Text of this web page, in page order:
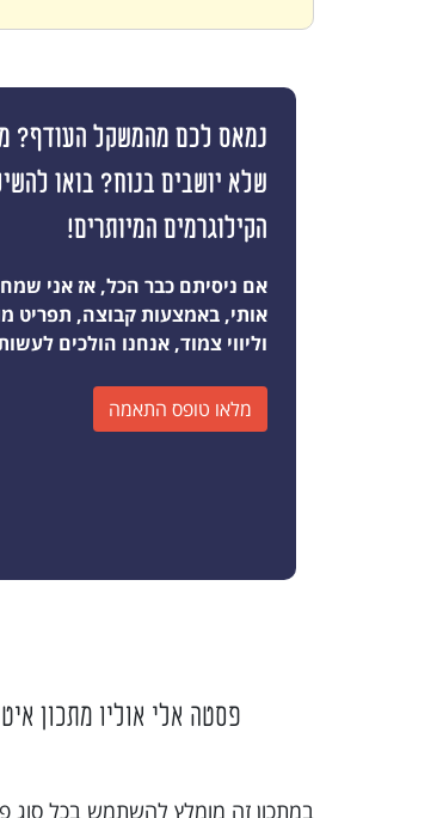
נמאס לכם מהמשקל העודף?
שלא יושבים בנוח? בואו
הקילוגרמים המיותרים!
אם ניסיתם כבר הכל, אז אני
אותי, באמצעות קבוצה, תפריט
וליווי צמוד, אנחנו הולכים
מלאו טופס התאמה
פסטה אלי אוליו מתכון
במתכון זה מומלץ להשתמש בכל סוג